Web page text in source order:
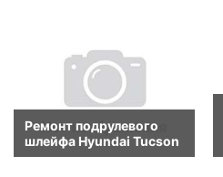
Ремонт подрулевого
шлейфа Hyundai Tucson